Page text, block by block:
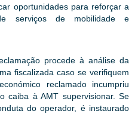
oportunidades para reforçar a
serviços de mobilidade e
procede à análise da
fiscalizada caso se verifiquem
reclamado incumpriu
caiba à AMT supervisionar. Se
do operador, é instaurado